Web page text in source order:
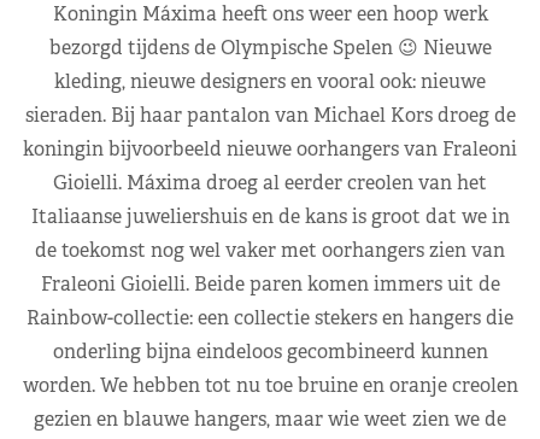
Koningin Máxima heeft ons weer een hoop werk
bezorgd tijdens de Olympische Spelen 😉 Nieuwe
kleding, nieuwe designers en vooral ook: nieuwe
sieraden. Bij haar pantalon van Michael Kors droeg de
koningin bijvoorbeeld nieuwe oorhangers van Fraleoni
Gioielli. Máxima droeg al eerder creolen van het
Italiaanse juweliershuis en de kans is groot dat we in
de toekomst nog wel vaker met oorhangers zien van
Fraleoni Gioielli. Beide paren komen immers uit de
Rainbow-collectie: een collectie stekers en hangers die
onderling bijna eindeloos gecombineerd kunnen
worden. We hebben tot nu toe bruine en oranje creolen
gezien en blauwe hangers, maar wie weet zien we de